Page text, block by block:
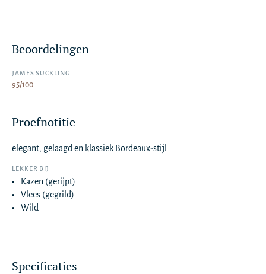
Beoordelingen
JAMES SUCKLING
95/100
Proefnotitie
elegant, gelaagd en klassiek Bordeaux-stijl
LEKKER BIJ
Kazen (gerijpt)
Vlees (gegrild)
Wild
Specificaties